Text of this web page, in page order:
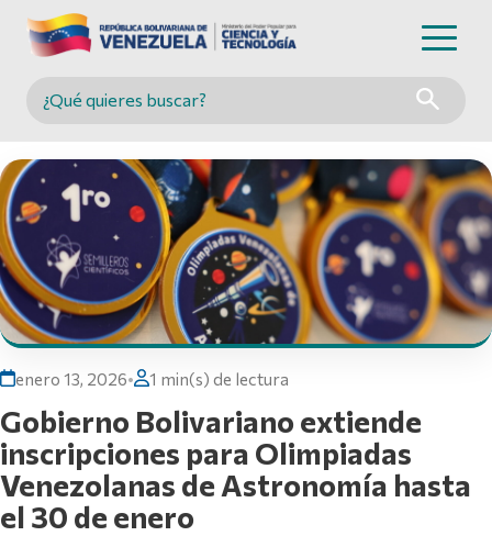
Buscar en MINCYT
enero 13, 2026• 1 min(s) de lectura
Gobierno Bolivariano extiende
inscripciones para Olimpiadas
Venezolanas de Astronomía hasta
el 30 de enero